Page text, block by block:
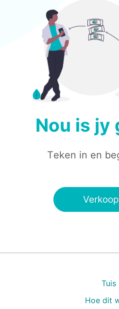
Nou is jy
Teken in en be
Tuis
Hoe dit